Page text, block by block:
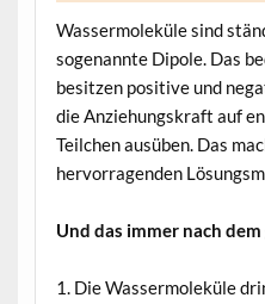
Wassermoleküle sind
sogenannte Dipole. Das
besitzen positive und
die Anziehungskraft auf
Teilchen ausüben. Das
hervorragenden
Und das immer nach
1. Die Wassermoleküle